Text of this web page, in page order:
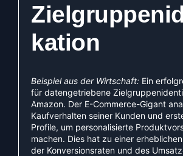
kation
Beispiel aus der Wirtschaft: Ein
für datengetriebene
Amazon. Der E-Commerce-Gigant
Kaufverhalten seiner Kunden und
Profile, um personalisierte
machen. Dies hat zu einer
der Konversionsraten und des